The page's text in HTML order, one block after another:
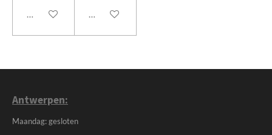
Houd mij op de hoogteIn winkelwagen
Antwerpen:
Maandag: gesloten